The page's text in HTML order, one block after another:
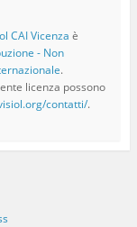
CAI Vicenza è
- Non
.
licenza possono
contatti/.